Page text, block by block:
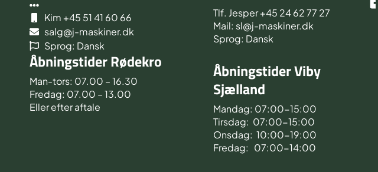
Kim +45 51 41 60 66
salg@j-maskiner.dk
Sprog: Dansk
Åbningstider Rødekro
Man-tors: 07.00 – 16.30
Fredag: 07.00 – 13.00
Eller efter aftale
Tlf. Jesper +45 24 62 77 27
Mail: sl@j-maskiner.dk
Sprog: Dansk
Åbningstider Viby
Sjælland
Mandag: 07:00-15:00
Tirsdag: 07:00-15:00
Onsdag: 10:00-19:00
Fredag: 07:00-14:00